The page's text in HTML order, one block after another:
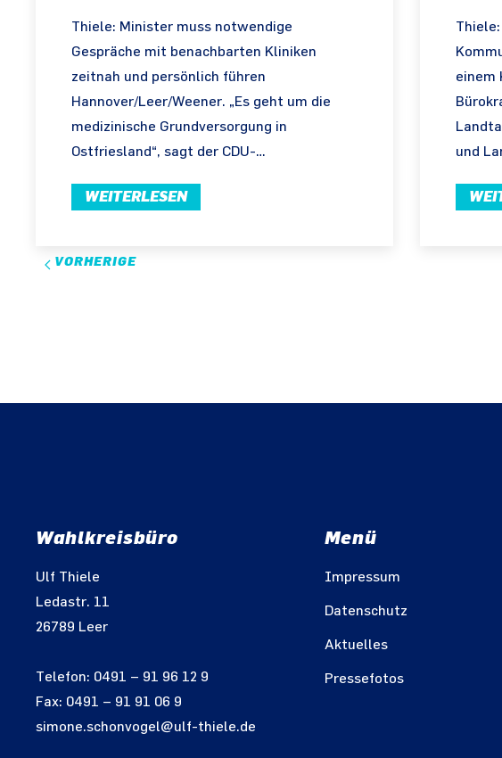
Thiele: Minister muss notwendige
Gespräche mit benachbarten Kliniken
zeitnah und persönlich führen
Hannover/Leer/Weener. „Es geht um die
medizinische Grundversorgung in
Ostfriesland“, sagt der CDU-…
WEITERLESEN
einem
und
VORHERIGE
Wahlkreisbüro
Ulf Thiele
Ledastr. 11
26789 Leer
Telefon: 0491 – 91 96 12 9
Fax: 0491 – 91 91 06 9
simone.schonvogel@ulf-thiele.de
Menü
Impressum
Datenschutz
Aktuelles
Pressefotos